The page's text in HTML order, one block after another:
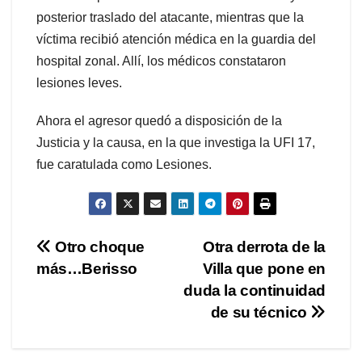
posterior traslado del atacante, mientras que la
víctima recibió atención médica en la guardia del
hospital zonal. Allí, los médicos constataron
lesiones leves.
Ahora el agresor quedó a disposición de la
Justicia y la causa, en la que investiga la UFI 17,
fue caratulada como Lesiones.
Navegación
Otra derrota de la
Villa que pone en
duda la continuidad
de su técnico
Otro choque
más…Berisso